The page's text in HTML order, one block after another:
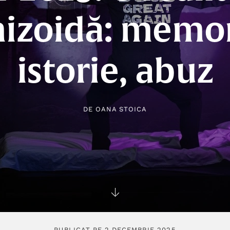
istorie, abuz
DE OANA STOICA